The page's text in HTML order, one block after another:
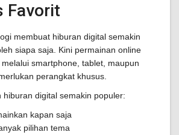
Favorit
membuat hiburan digital semakin
siapa saja. Kini permainan online
smartphone, tablet, maupun
perangkat khusus.
hiburan digital semakin populer:
kapan saja
pilihan tema